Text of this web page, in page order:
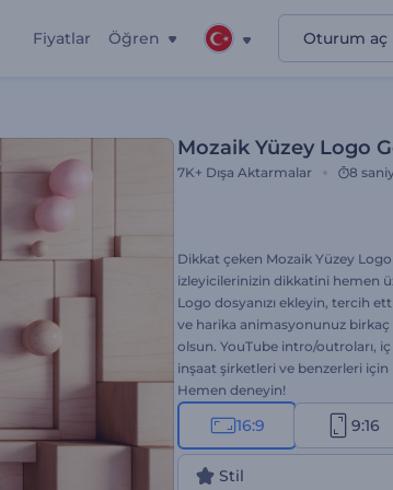
Fiyatlar Öğren Oturum aç
Mozaik Yüzey Logo
7K+ Dışa Aktarmalar 8
Dikkat çeken Mozaik Yüzey
izleyicilerinizin dikkatini hemen
Logo dosyanızı ekleyin, tercih
ve harika animasyonunuz birkaç
olsun. YouTube intro/outroları,
inşaat şirketleri ve benzerleri için
Hemen deneyin!
16:9 9:16
Stil